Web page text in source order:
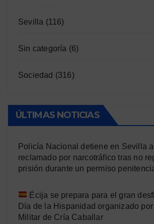
Sevilla (116)
Sin categoría (6)
Sociedad (316)
ÚLTIMAS NOTICIAS
Policía Nacional detiene en Sevilla
reclamado por narcotráfico tras no
prisión durante un permiso
Écija se prepara para el gran
Día de la Hispanidad organizado
Militar de Cría Caballar